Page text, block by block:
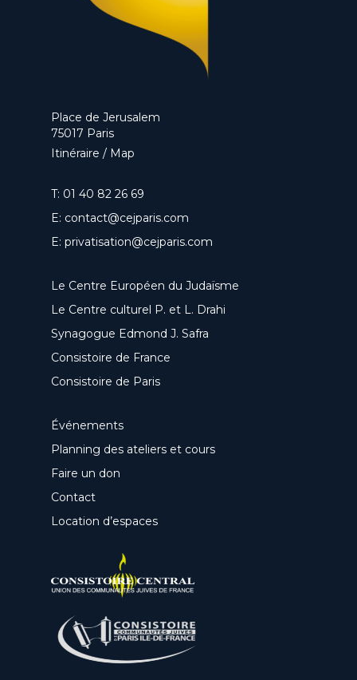
Place de Jerusalem
75017 Paris
Itinéraire / Map
T: 01 40 82 26 69
E: contact@cejparis.com
E: privatisation@cejparis.com
Le Centre Européen du Judaïsme
Le Centre culturel P. et L. Drahi
Synagogue Edmond J. Safra
Consistoire de France
Consistoire de Paris
Événements
Planning des ateliers et cours
Faire un don
Contact
Location d’espaces